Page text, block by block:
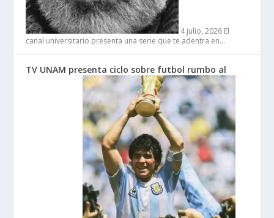
4 julio, 2026 El
canal universitario presenta una serie que te adentra en…
TV UNAM presenta ciclo sobre futbol rumbo al